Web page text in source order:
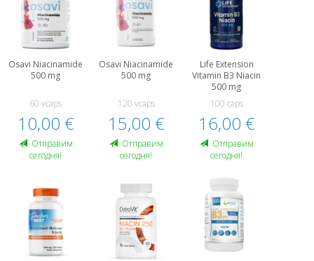
Osavi Niacinamide
500 mg
60 vcaps
10,00 €
Oтправим
сегодня!
Osavi Niacinamide
500 mg
120 vcaps
15,00 €
Oтправим
сегодня!
Life Extension
Vitamin B3 Niacin
500 mg
100 caps
16,00 €
Oтправим
сегодня!